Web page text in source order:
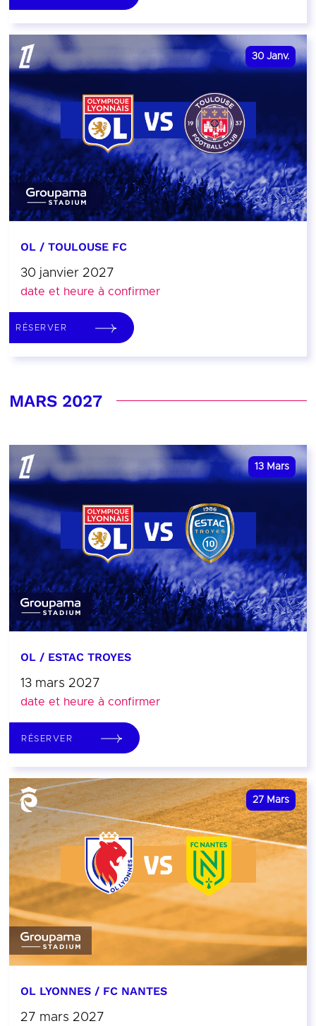
30 Janv.
OL / TOULOUSE FC
30 janvier 2027
date et heure à confirmer
RÉSERVER
MARS 2027
13 Mars
OL / ESTAC TROYES
13 mars 2027
date et heure à confirmer
RÉSERVER
27 Mars
OL LYONNES / FC NANTES
27 mars 2027